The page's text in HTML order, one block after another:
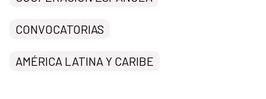
CONVOCATORIAS
AMÉRICA LATINA Y CARIBE